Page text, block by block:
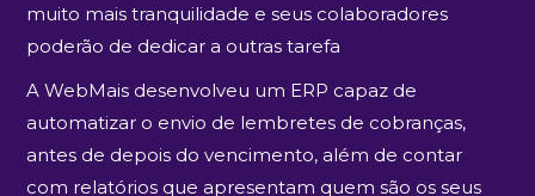
muito mais tranquilidade e seus colaboradores
poderão de dedicar a outras tarefa
A WebMais desenvolveu um ERP capaz de
automatizar o envio de lembretes de cobranças,
antes de depois do vencimento, além de contar
com relatórios que apresentam quem são os seus